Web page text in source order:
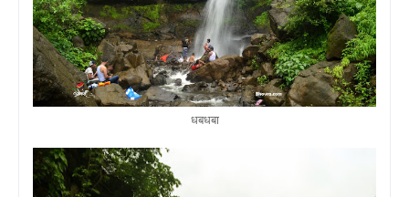
धबधबा